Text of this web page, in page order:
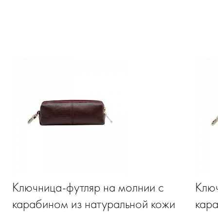
Ключница-футляр на молнии с
карабином из натуральной кожи